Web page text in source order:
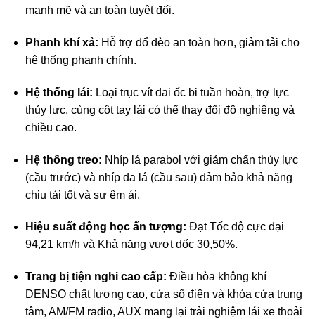
mạnh mẽ và an toàn tuyệt đối.
Phanh khí xả: Hỗ trợ đổ đèo an toàn hơn, giảm tải cho
hệ thống phanh chính.
Hệ thống lái: Loại trục vít đai ốc bi tuần hoàn, trợ lực
thủy lực, cùng cột tay lái có thể thay đổi độ nghiêng và
chiều cao.
Hệ thống treo: Nhíp lá parabol với giảm chấn thủy lực
(cầu trước) và nhíp đa lá (cầu sau) đảm bảo khả năng
chịu tải tốt và sự êm ái.
Hiệu suất động học ấn tượng: Đạt Tốc độ cực đại
94,21 km/h và Khả năng vượt dốc 30,50%.
Trang bị tiện nghi cao cấp: Điều hòa không khí
DENSO chất lượng cao, cửa sổ điện và khóa cửa trung
tâm, AM/FM radio, AUX mang lại trải nghiệm lái xe thoải